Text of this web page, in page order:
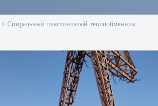
> Спиральный пластинчатый теплообменник